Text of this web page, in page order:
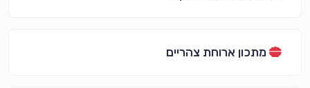
מתכון ארוחת צהריים